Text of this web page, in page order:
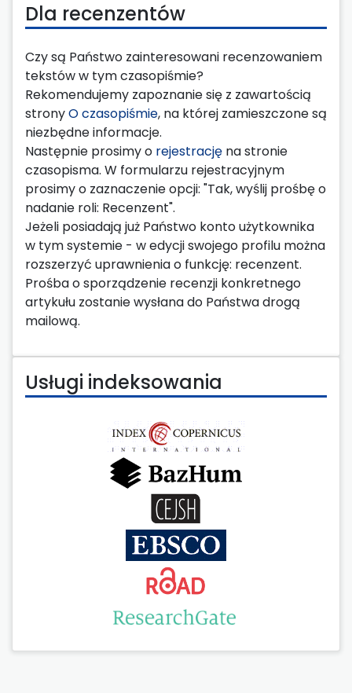
Dla recenzentów
Czy są Państwo zainteresowani recenzowaniem
tekstów w tym czasopiśmie?
Rekomendujemy zapoznanie się z zawartością
stronyO czasopiśmie, na której zamieszczone są
niezbędne informacje.
Następnie prosimy o rejestrację na stronie
czasopisma. W formularzu rejestracyjnym
prosimy o zaznaczenie opcji: "Tak, wyślij prośbę o
nadanie roli: Recenzent".
Jeżeli posiadają już Państwo konto użytkownika
w tym systemie - w edycji swojego profilu można
rozszerzyć uprawnienia o funkcję: recenzent.
Prośba o sporządzenie recenzji konkretnego
artykułu zostanie wysłana do Państwa drogą
mailową.
Usługi indeksowania